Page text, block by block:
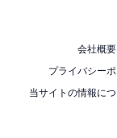
会社概要
プライバシー
当サイトの情報に